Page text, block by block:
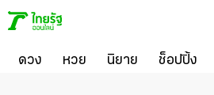
ดวง หวย นิยาย ช็อปปิ้ง